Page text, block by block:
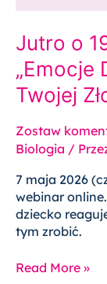
Jutro o
„Emocje
Twojej
Zostaw
Biologia /
7 maja 2026
webinar
dziecko
tym zrobić.
Read More »